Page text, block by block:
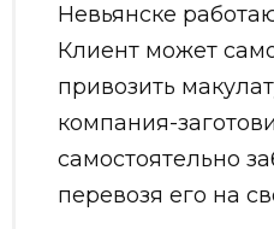
Невьянске
Клиент может
привозить
компания-
самостоятельно
перевозя его на